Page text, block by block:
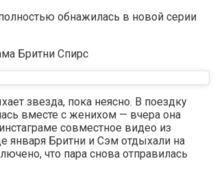
Бритни Спирс
звезда, пока неясно. В поездку
вместе с женихом — вчера она
совместное видео из
января Бритни и Сэм отдыхали на
что пара снова отправилась